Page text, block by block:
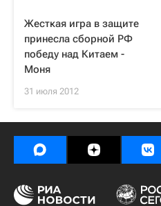
Жесткая игра в защите
принесла сборной РФ
победу над Китаем -
Моня
31 июля 2012